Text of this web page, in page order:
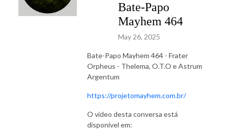
Bate-Papo
Mayhem 464
May 26, 2025
Bate-Papo Mayhem 464 - Frater
Orpheus - Thelema, O.T.O e Astrum
Argentum
https://projetomayhem.com.br/
O vídeo desta conversa está
disponível em: